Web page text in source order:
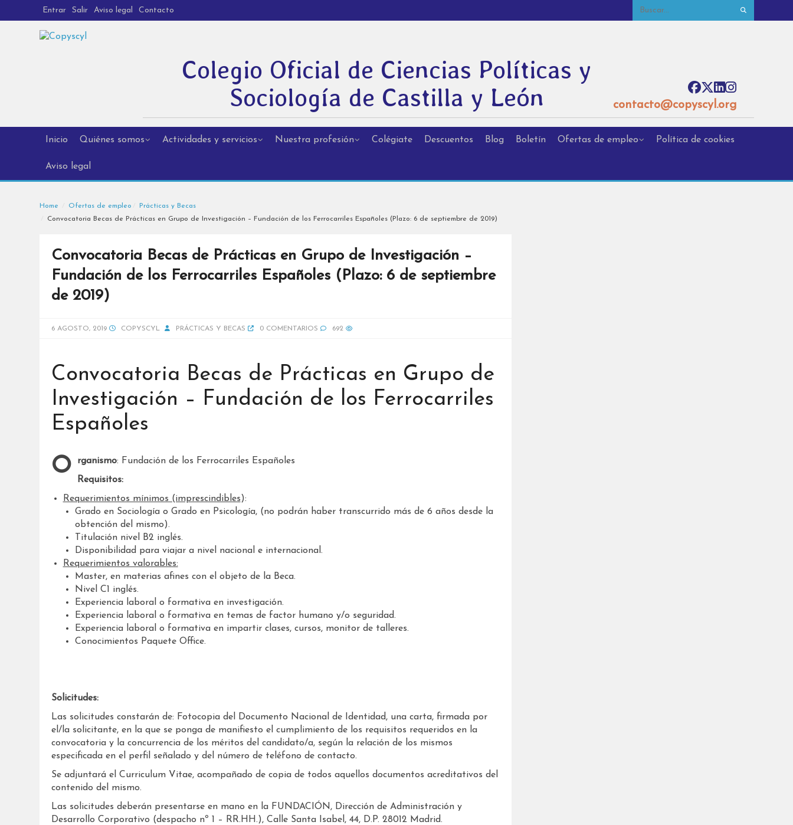
Entrar Salir Aviso legal Contacto
Colegio Oficial de Ciencias Políticas y
Sociología de Castilla y León
contacto@copyscyl.org
Inicio Quiénes somos Actividades y servicios Nuestra profesión Colégiate Descuentos Blog Boletín Ofertas de empleo Política de cookies
Aviso legal
Home Ofertas de empleo
Prácticas y Becas
Convocatoria Becas de Prácticas en Grupo de Investigación – Fundación de los Ferrocarriles Españoles (Plazo: 6 de septiembre de 2019)
Convocatoria Becas de Prácticas en Grupo de Investigación –
Fundación de los Ferrocarriles Españoles (Plazo: 6 de septiembre
de 2019)
6 AGOSTO, 2019 COPYSCYL PRÁCTICAS Y BECAS 0 COMENTARIOS 692
Convocatoria Becas de Prácticas en Grupo de
Investigación – Fundación de los Ferrocarriles
Españoles
Organismo: Fundación de los Ferrocarriles Españoles
Requisitos:
Requerimientos mínimos (imprescindibles):
Grado en Sociología o Grado en Psicología, (no podrán haber transcurrido más de 6 años desde la
obtención del mismo).
Titulación nivel B2 inglés.
Disponibilidad para viajar a nivel nacional e internacional.
Requerimientos valorables:
Master, en materias afines con el objeto de la Beca.
Nivel C1 inglés.
Experiencia laboral o formativa en investigación.
Experiencia laboral o formativa en temas de factor humano y/o seguridad.
Experiencia laboral o formativa en impartir clases, cursos, monitor de talleres.
Conocimientos Paquete Office.
Solicitudes:
Las solicitudes constarán de: Fotocopia del Documento Nacional de Identidad, una carta, firmada por
el/la solicitante, en la que se ponga de manifiesto el cumplimiento de los requisitos requeridos en la
convocatoria y la concurrencia de los méritos del candidato/a, según la relación de los mismos
especificada en el perfil señalado y del número de teléfono de contacto.
Se adjuntará el Curriculum Vitae, acompañado de copia de todos aquellos documentos acreditativos del
contenido del mismo.
Las solicitudes deberán presentarse en mano en la FUNDACIÓN, Dirección de Administración y
Desarrollo Corporativo (despacho nº 1 – RR.HH.), Calle Santa Isabel, 44, D.P. 28012 Madrid.